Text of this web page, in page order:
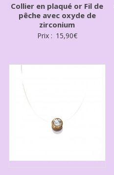
Collier en plaqué or Fil de
pêche avec oxyde de
zirconium
Prix : 15,90€